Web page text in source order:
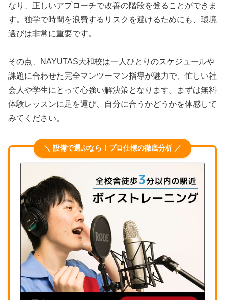
なり、正しいアプローチで改善の階段を登ることができま
す。独学で時間を浪費するリスクを避けるためにも、環境
選びは非常に重要です。
その点、NAYUTAS大和校は一人ひとりのスケジュールや
課題に合わせた完全マンツーマン指導が魅力で、忙しい社
会人や学生にとって心強い解決策となります。まずは無料
体験レッスンに足を運び、自分に合うかどうかを体感して
みてください。
＼ 設備で選ぶなら！プロ仕様の徹底分析 ／